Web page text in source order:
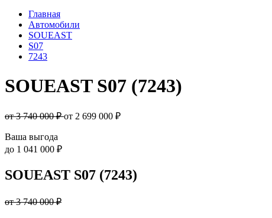
Главная
Автомобили
SOUEAST
S07
7243
SOUEAST S07 (7243)
от 3 740 000 ₽от 2 699 000 ₽
Ваша выгода
до 1 041 000 ₽
SOUEAST S07 (7243)
от 3 740 000 ₽